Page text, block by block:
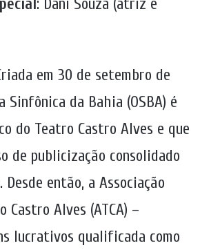
: Dani Souza (atriz e
em 30 de setembro de
Sinfônica da Bahia (OSBA) é
do Teatro Castro Alves e que
de publicização consolidado
Desde então, a Associação
Castro Alves (ATCA) –
lucrativos qualificada como